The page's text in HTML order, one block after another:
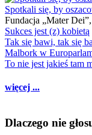
Spotkali się, by
Fundacja „Mater
Sukces jest (z) kobietą
Tak się bawi, tak się
Malbork w
To nie jest jakieś tam
więcej ...
Dlaczego nie